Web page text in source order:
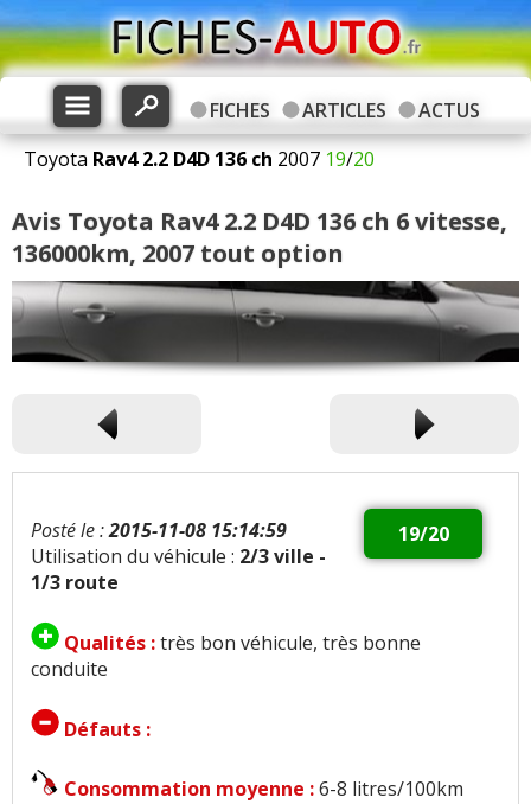
FICHES ARTICLES
ACTUS
Toyota Rav4 2.2 D4D 136 ch 2007 19/20
Avis Toyota Rav4 2.2 D4D 136 ch 6 vitesse,
136000km, 2007 tout option
19/20
Posté le :2015-11-08 15:14:59
Utilisation du véhicule : 2/3 ville -
1/3 route
Qualités :très bon véhicule, très bonne
conduite
Défauts :
Consommation moyenne :6-8 litres/100km